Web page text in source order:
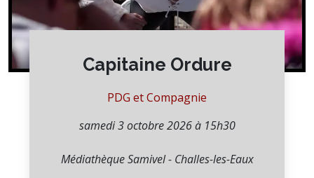
Capitaine Ordure
PDG et Compagnie
samedi 3 octobre 2026 à 15h30
Médiathèque Samivel - Challes-les-Eaux